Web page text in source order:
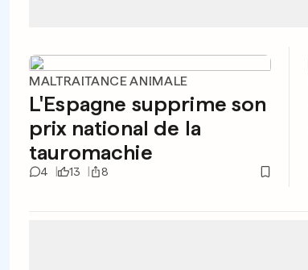
MALTRAITANCE ANIMALE
L'Espagne supprime son
prix national de la
tauromachie
4 13 8